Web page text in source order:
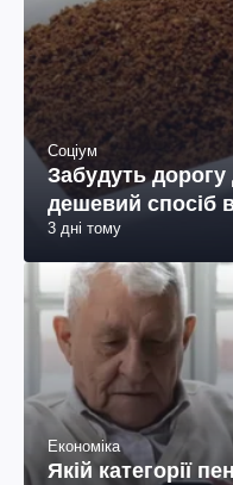
Соціум
Забудуть
дешевий спосіб
3 дні тому
Економіка
Якій категорії